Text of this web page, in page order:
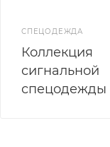
СПЕЦОДЕЖДА
Коллекция
сигнальной
спецодежды